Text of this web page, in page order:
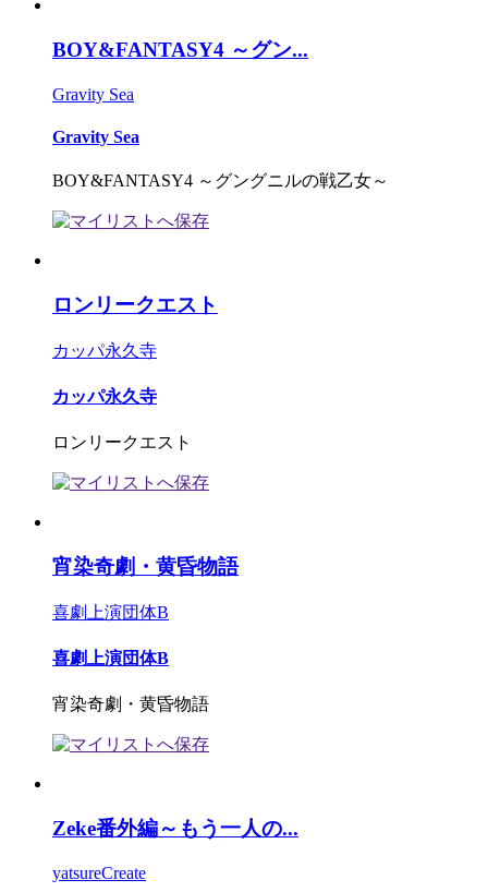
BOY&FANTASY4 ～グン...
Gravity Sea
Gravity Sea
BOY&FANTASY4 ～グングニルの戦乙女～
ロンリークエスト
カッパ永久寺
カッパ永久寺
ロンリークエスト
宵染奇劇・黄昏物語
喜劇上演団体B
喜劇上演団体B
宵染奇劇・黄昏物語
Zeke番外編～もう一人の...
yatsureCreate